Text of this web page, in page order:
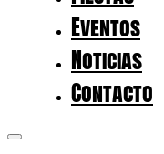
Eventos
Noticias
Contacto